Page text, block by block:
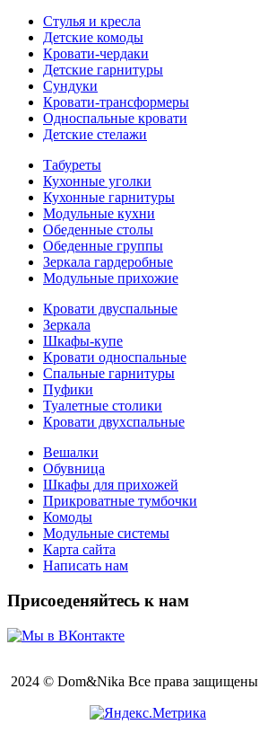
Стулья и кресла
Детские комоды
Кровати-чердаки
Детские гарнитуры
Сундуки
Кровати-трансформеры
Односпальные кровати
Детские стелажи
Табуреты
Кухонные уголки
Кухонные гарнитуры
Модульные кухни
Обеденные столы
Обеденные группы
Зеркала гардеробные
Модульные прихожие
Кровати двуспальные
Зеркала
Шкафы-купе
Кровати односпальные
Спальные гарнитуры
Пуфики
Туалетные столики
Кровати двухспальные
Вешалки
Обувница
Шкафы для прихожей
Прикроватные тумбочки
Комоды
Модульные системы
Карта сайта
Написать нам
Присоеденяйтесь к нам
2024 © Dom&Nika Все права защищены